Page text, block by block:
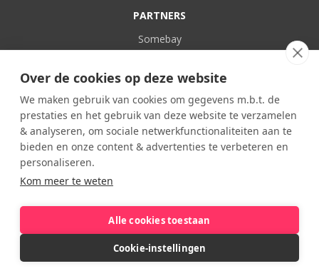
Over de cookies op deze website
We maken gebruik van cookies om gegevens m.b.t. de
prestaties en het gebruik van deze website te verzamelen
& analyseren, om sociale netwerkfunctionaliteiten aan te
bieden en onze content & advertenties te verbeteren en
personaliseren.
Kom meer te weten
Alle cookies toestaan
Cookie-instellingen
PARTNERS
Somebay
POPULAIR
Familieverblijven
In eigen land
© 2024 Somebay VOF // made byCODEURS